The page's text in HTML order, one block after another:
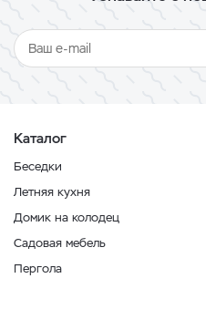
Каталог
Беседки
Летняя кухня
Домик на колодец
Садовая мебель
Пергола